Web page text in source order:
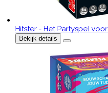
Hitster - Het Partyspel
Bekijk details